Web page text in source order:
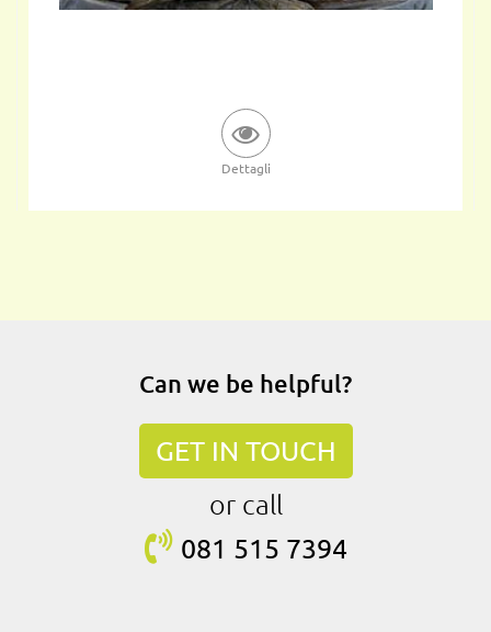
Dettagli
Can we be helpful?
GET IN TOUCH
or call
081 515 7394